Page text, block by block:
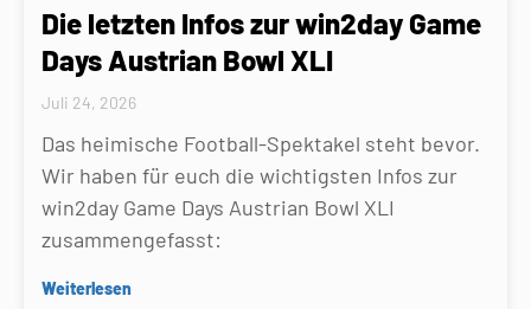
Die letzten Infos zur win2day Game
Days Austrian Bowl XLI
Juli 24, 2026
Das heimische Football-Spektakel steht bevor.
Wir haben für euch die wichtigsten Infos zur
win2day Game Days Austrian Bowl XLI
zusammengefasst:
Weiterlesen